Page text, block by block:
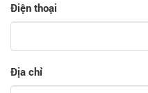
Điện thoại
Địa chỉ